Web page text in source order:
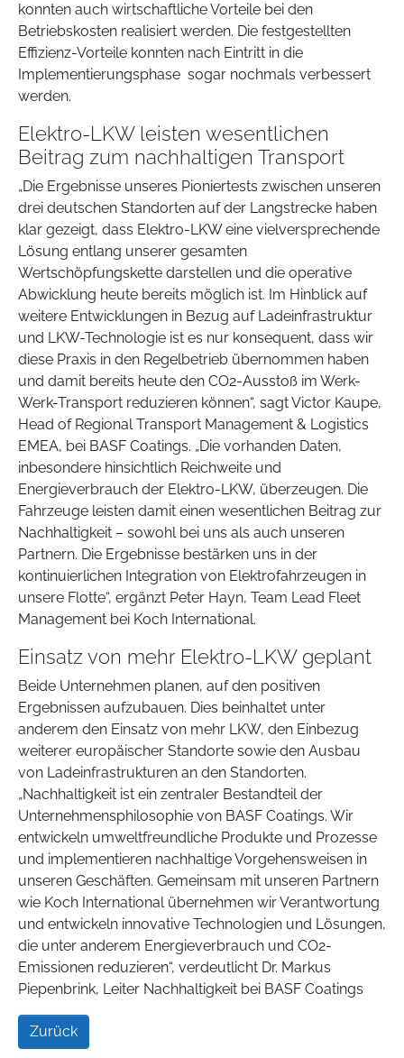
konnten auch wirtschaftliche Vorteile bei den
Betriebskosten realisiert werden. Die festgestellten
Effizienz-Vorteile konnten nach Eintritt in die
Implementierungsphase sogar nochmals verbessert
werden.
Elektro-LKW leisten wesentlichen
Beitrag zum nachhaltigen Transport
„Die Ergebnisse unseres Pioniertests zwischen unseren
drei deutschen Standorten auf der Langstrecke haben
klar gezeigt, dass Elektro-LKW eine vielversprechende
Lösung entlang unserer gesamten
Wertschöpfungskette darstellen und die operative
Abwicklung heute bereits möglich ist. Im Hinblick auf
weitere Entwicklungen in Bezug auf Ladeinfrastruktur
und LKW-Technologie ist es nur konsequent, dass wir
diese Praxis in den Regelbetrieb übernommen haben
und damit bereits heute den CO2-Ausstoß im Werk-
Werk-Transport reduzieren können“, sagt Victor Kaupe,
Head of Regional Transport Management & Logistics
EMEA, bei BASF Coatings. „Die vorhanden Daten,
inbesondere hinsichtlich Reichweite und
Energieverbrauch der Elektro-LKW, überzeugen. Die
Fahrzeuge leisten damit einen wesentlichen Beitrag zur
Nachhaltigkeit – sowohl bei uns als auch unseren
Partnern. Die Ergebnisse bestärken uns in der
kontinuierlichen Integration von Elektrofahrzeugen in
unsere Flotte“, ergänzt Peter Hayn, Team Lead Fleet
Management bei Koch International.
Einsatz von mehr Elektro-LKW geplant
Beide Unternehmen planen, auf den positiven
Ergebnissen aufzubauen. Dies beinhaltet unter
anderem den Einsatz von mehr LKW, den Einbezug
weiterer europäischer Standorte sowie den Ausbau
von Ladeinfrastrukturen an den Standorten.
„Nachhaltigkeit ist ein zentraler Bestandteil der
Unternehmensphilosophie von BASF Coatings. Wir
entwickeln umweltfreundliche Produkte und Prozesse
und implementieren nachhaltige Vorgehensweisen in
unseren Geschäften. Gemeinsam mit unseren Partnern
wie Koch International übernehmen wir Verantwortung
und entwickeln innovative Technologien und Lösungen,
die unter anderem Energieverbrauch und CO2-
Emissionen reduzieren“, verdeutlicht Dr. Markus
Piepenbrink, Leiter Nachhaltigkeit bei BASF Coatings
Zurück